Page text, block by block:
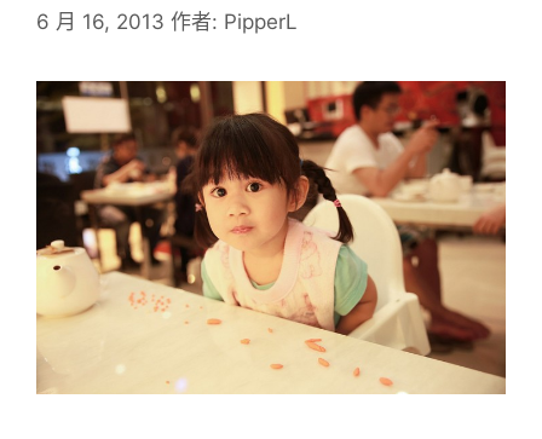
6 月 16, 2013 作者: PipperL